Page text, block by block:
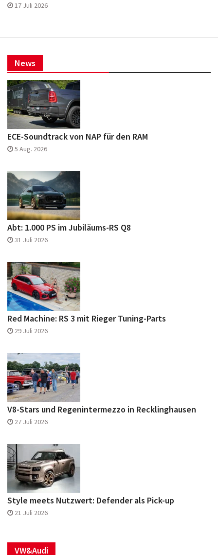
17 Juli 2026
News
ECE-Soundtrack von NAP für den RAM
5 Aug. 2026
Abt: 1.000 PS im Jubiläums-RS Q8
31 Juli 2026
Red Machine: RS 3 mit Rieger Tuning-Parts
29 Juli 2026
V8-Stars und Regenintermezzo in Recklinghausen
27 Juli 2026
Style meets Nutzwert: Defender als Pick-up
21 Juli 2026
VW&Audi